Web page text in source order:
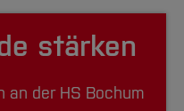
stärken
an der HS Bochum